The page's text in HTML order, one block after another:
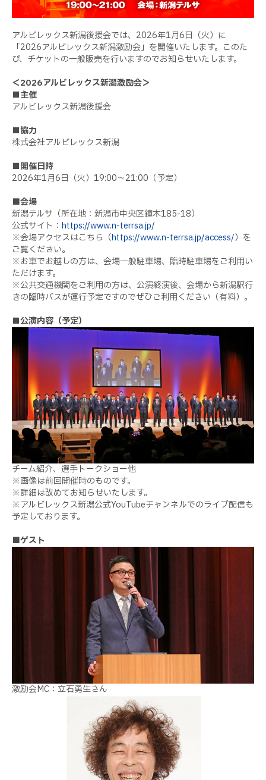
アルビレックス新潟後援会では、2026年1月6日（火）に
「2026アルビレックス新潟激励会」を開催いたします。このた
び、チケットの一般販売を行いますのでお知らせいたします。
＜2026アルビレックス新潟激励会＞
■主催
アルビレックス新潟後援会
■協力
株式会社アルビレックス新潟
■開催日時
2026年1月6日（火）19:00～21:00（予定）
■会場
新潟テルサ（所在地：新潟市中央区鐘木185-18）
公式サイト： https://www.n-terrsa.jp/
※会場アクセスはこちら（https://www.n-terrsa.jp/access/）を
ご覧ください。
※お車でお越しの方は、会場一般駐車場、臨時駐車場をご利用い
ただけます。
※公共交通機関をご利用の方は、公演終演後、会場から新潟駅行
きの臨時バスが運行予定ですのでぜひご利用ください（有料）。
■公演内容（予定）
チーム紹介、選手トークショー他
※画像は前回開催時のものです。
※詳細は改めてお知らせいたします。
※アルビレックス新潟公式YouTubeチャンネルでのライブ配信も
予定しております。
■ゲスト
激励会MC：立石勇生さん